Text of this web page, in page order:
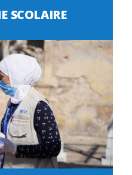
SCOLAIRE